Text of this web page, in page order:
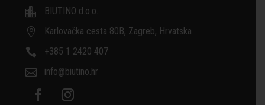

BIUTINO d.o.o.

Karlovačka cesta 80B, Zagreb, Hrvatska

+385 1 2420 407

info@biutino.hr